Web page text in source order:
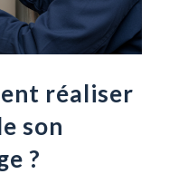
réaliser
son
?